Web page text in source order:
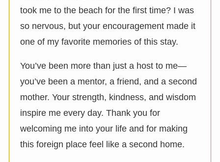
took me to the beach for the first time? I was
so nervous, but your encouragement made it
one of my favorite memories of this stay.
You’ve been more than just a host to me—
you’ve been a mentor, a friend, and a second
mother. Your strength, kindness, and wisdom
inspire me every day. Thank you for
welcoming me into your life and for making
this foreign place feel like a second home.